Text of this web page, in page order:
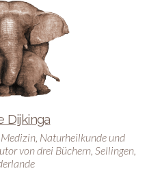
Dijkinga
Naturheilkunde und
von drei Büchern, Sellingen,